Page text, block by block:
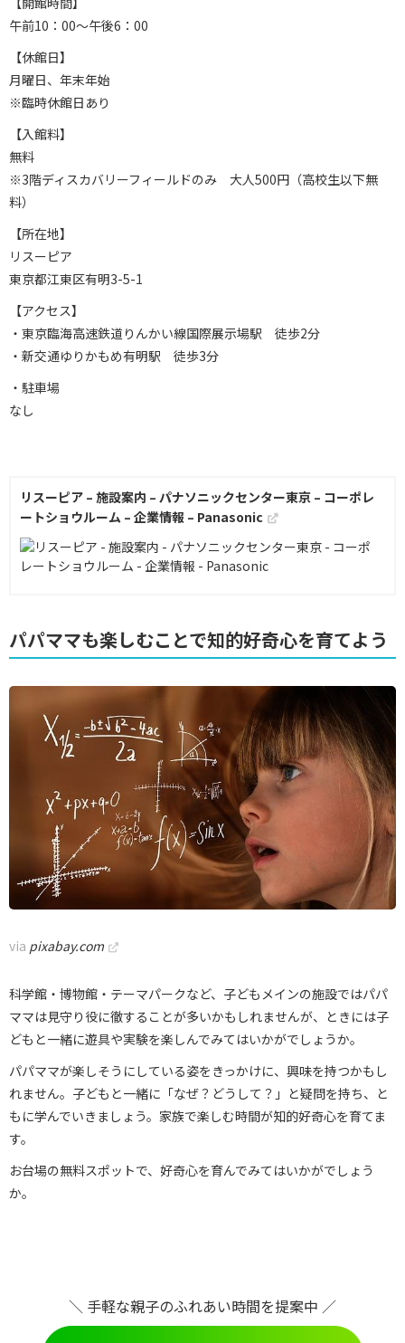
午前10：00〜午後6：00
【休館日】
月曜日、年末年始
※臨時休館日あり
【入館料】
無料
※3階ディスカバリーフィールドのみ 大人500円（高校生以下無
料）
【所在地】
リスーピア
東京都江東区有明3-5-1
【アクセス】
・東京臨海高速鉄道りんかい線国際展示場駅 徒歩2分
・新交通ゆりかもめ有明駅 徒歩3分
・駐車場
なし
リスーピア – 施設案内 – パナソニックセンター東京 – コーポレ
ートショウルーム – 企業情報 – Panasonic
パパママも楽しむことで知的好奇心を育てよう
via pixabay.com
科学館・博物館・テーマパークなど、子どもメインの施設ではパパ
ママは見守り役に徹することが多いかもしれませんが、ときには子
どもと一緒に遊具や実験を楽しんでみてはいかがでしょうか。
パパママが楽しそうにしている姿をきっかけに、興味を持つかもし
れません。子どもと一緒に「なぜ？どうして？」と疑問を持ち、と
もに学んでいきましょう。家族で楽しむ時間が知的好奇心を育てま
す。
お台場の無料スポットで、好奇心を育んでみてはいかがでしょう
か。
＼ 手軽な親子のふれあい時間を提案中 ／